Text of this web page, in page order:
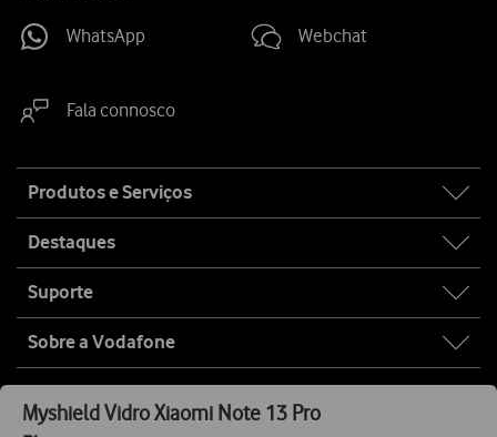
Myshield Vidro Xiaomi Note 13 Pro
WhatsApp Webchat
Fala connosco
map
Produtos e Serviços
Destaques
Suporte
Sobre a Vodafone
Privacidade Serviços Digitais Política Anticorrupção